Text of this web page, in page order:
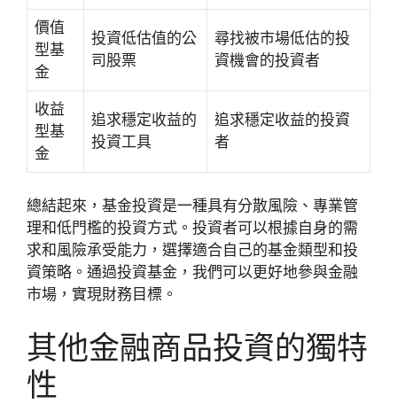
價值
型基
金
投資低估值的公
司股票
尋找被市場低估的投
資機會的投資者
收益
型基
金
追求穩定收益的
投資工具
追求穩定收益的投資
者
總結起來，基金投資是一種具有分散風險、專業管
理和低門檻的投資方式。投資者可以根據自身的需
求和風險承受能力，選擇適合自己的基金類型和投
資策略。通過投資基金，我們可以更好地參與金融
市場，實現財務目標。
其他金融商品投資的獨特
性